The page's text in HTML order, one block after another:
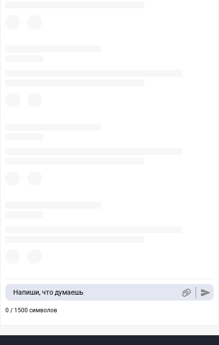
Напиши, что думаешь
0 / 1500 символов